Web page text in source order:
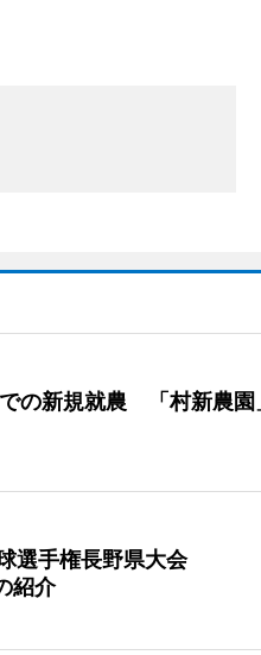
の新規就農 「村新農園
選手権長野県大会
紹介